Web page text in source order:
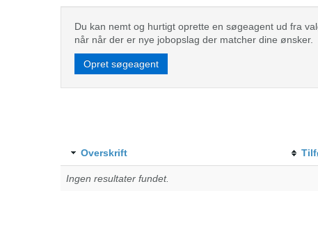
Du kan nemt og hurtigt oprette en søgeagent ud fra
når når der er nye jobopslag der matcher dine ønsker.
Opret søgeagent
Overskrift
Ingen resultater fundet.